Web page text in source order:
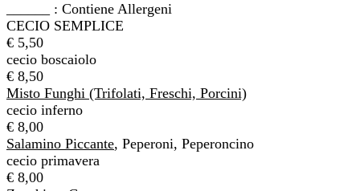
______ : Contiene Allergeni
CECIO SEMPLICE
€ 5,50
cecio boscaiolo
€ 8,50
Misto Funghi (Trifolati, Freschi, Porcini)
cecio inferno
€ 8,00
Salamino Piccante, Peperoni, Peperoncino
cecio primavera
€ 8,00